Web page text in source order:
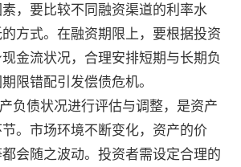
，要比较不同融资渠道的利率水
方式。在融资期限上，要根据投资
金流状况，合理安排短期与长期负
限错配引发偿债危机。
债状况进行评估与调整，是资产
。市场环境不断变化，资产的价
会随之波动。投资者需设定合理的